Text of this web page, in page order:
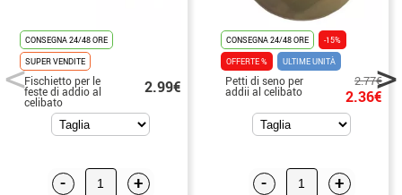
CONSEGNA 24/48 ORE
SUPER VENDITE
Fischietto per le
feste di addio al
celibato
2.99€
- +
CONSEGNA 24/48 ORE
-15%
OFFERTE %
ULTIME UNITÀ
Petti di seno per
addii al celibato
2.77€
2.36€
- +